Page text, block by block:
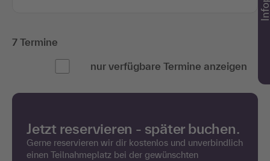
7 Termine
nur verfügbare Termine anzeigen
Jetzt reservieren - später buchen.
Gerne reservieren wir dir kostenlos und unverbindlich
einen Teilnahmeplatz bei der gewünschten